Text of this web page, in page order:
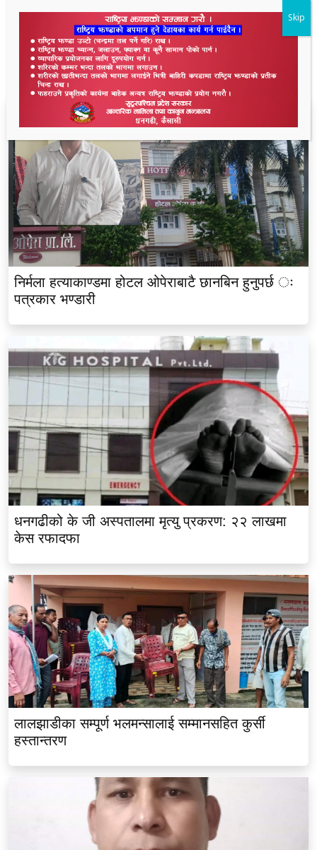
ताजा समाचार
निर्मला हत्याकाण्डमा होटल ओपेराबाटै छानबिन हुनुपर्छ ः
पत्रकार भण्डारी
धनगढीको के जी अस्पतालमा मृत्यु प्रकरण: २२ लाखमा
केस रफादफा
लालझाडीका सम्पूर्ण भलमन्सालाई सम्मानसहित कुर्सी
हस्तान्तरण
Skip